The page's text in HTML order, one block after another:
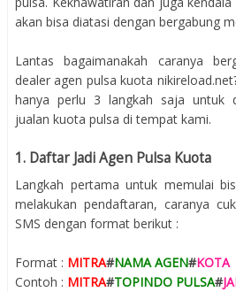
akan bisa diatasi dengan bergabung
Lantas bagaimanakah caranya
dealer agen pulsa kuota
hanya perlu 3 langkah saja untuk
jualan kuota pulsa di tempat kami.
1. Daftar Jadi Agen Pulsa Kuota
Langkah pertama untuk memulai
melakukan pendaftaran, caranya
SMS dengan format berikut :
Format : MITRA#NAMA AGEN#KOTA
Contoh : MITRA#TOPINDO PULSA#